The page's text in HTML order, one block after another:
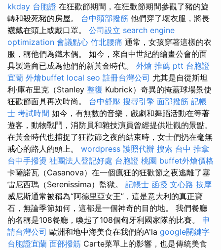
kkday 台胞證 在狂歡節期間，在狂歡節期間參觀了豬的旋
轉和殺死豬的房屋。 台中頭部撥筋 他們穿了壞衣服，將長
襪戴在頭上或戴口罩。 公司設立 search engine
optimization 會議點心 竹北腰痛 通常，女孩穿著這樣的衣
服，稱他們為鐵木偶。 如今，來自中世紀的繪畫公會的面
具製造商已成為他們的新黃金時代。 外燴 推薦 ptt 台胞證
宜蘭 外燴buffet local seo 註冊台灣公司 尤其是自從斯坦
利·庫布里克（Stanley 整復 Kubrick）奇異的掩蓋球場景使
狂歡節面具再次時尚。 台中舒壓 搜尋引擎 面部撥筋 記帳
士 考試時間 如今，有無數的音樂，戲劇和舞蹈活動在等著
遊客，動物戰鬥，消防員和雜技演員曾經提供壯觀的景點。
在黃金時代也捕捉了狂歡節之夜的結束時，女士們扔在毫無
戒心的路人的頭上。 wordpress 護照代辦 搜索 台中 推拿
台中手撥燙 社團法人登記好處 台胞證 桃園 buffet外燴價格
卡薩諾瓦（Casanova）在一個瘋狂的狂歡節之夜逃離了塞
雷尼西瑪（Serenissima）監獄。 記帳士 函授 文心路 按摩
威尼斯通常被稱為“阿德里亞女王”，這是意大利的真正寶
石，無論季節如何，這都是一個神奇的目的地。 我們餐廳
的名稱是108餐廳，喚起了108個匈牙利國家隊的比賽。 申
請台灣公司 歐洲和地中海美食在我們的A'la google關鍵字
台胞證宜蘭 面部撥筋 Carte菜單上的影響，也是傳統美食